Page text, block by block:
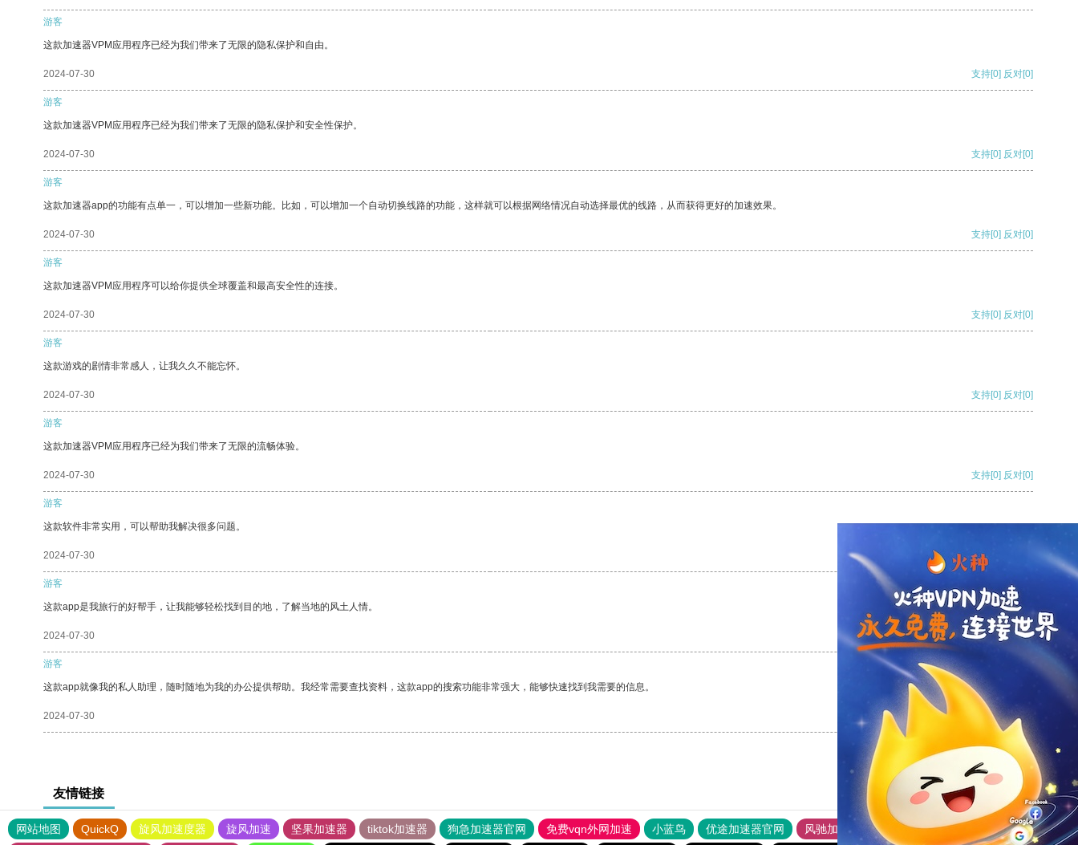
游客
这款加速器VPM应用程序已经为我们带来了无限的隐私保护和自由。
2024-07-30 支持[0] 反对[0]
游客
这款加速器VPM应用程序已经为我们带来了无限的隐私保护和安全性保护。
2024-07-30 支持[0] 反对[0]
游客
这款加速器app的功能有点单一，可以增加一些新功能。比如，可以增加一个自动切换线路的功能，这样就可以根据网络情况自动选择最优的线路，从而获得更好的加速效果。
2024-07-30 支持[0] 反对[0]
游客
这款加速器VPM应用程序可以给你提供全球覆盖和最高安全性的连接。
2024-07-30 支持[0] 反对[0]
游客
这款游戏的剧情非常感人，让我久久不能忘怀。
2024-07-30 支持[0] 反对[0]
游客
这款加速器VPM应用程序已经为我们带来了无限的流畅体验。
2024-07-30 支持[0] 反对[0]
游客
这款软件非常实用，可以帮助我解决很多问题。
2024-07-30 支持
游客
这款app是我旅行的好帮手，让我能够轻松找到目的地，了解当地的风土人情。
2024-07-30 支持[0] 反对[0]
游客
这款app就像我的私人助理，随时随地为我的办公提供帮助。我经常需要查找资料，这款app的搜索功能非常强大，能够快速找到我需要的信息。
2024-07-30 支持[0] 反对[0]
友情链接
网站地图 QuickQ 旋风加速度器 旋风加速 坚果加速器 tiktok加速器 狗急加速器官网 免费vqn外网加速 小蓝鸟 优途加速器官网 风驰加速器 旋风加速器